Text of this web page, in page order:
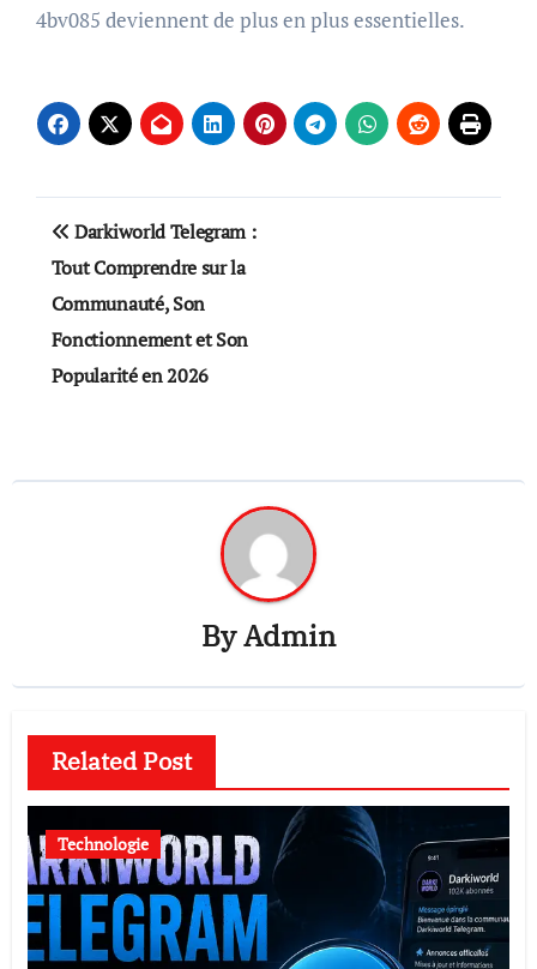
4bv085 deviennent de plus en plus essentielles.
Post
navigation
Darkiworld Telegram :
Tout Comprendre sur la
Communauté, Son
Fonctionnement et Son
Popularité en 2026
ByAdmin
Related Post
Technologie